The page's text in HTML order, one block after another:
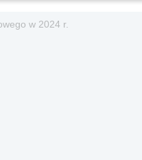
w 2024 r.